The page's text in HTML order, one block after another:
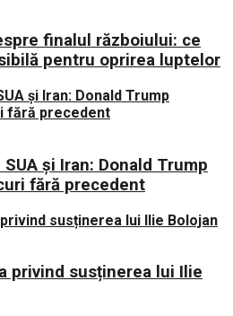
finalul războiului: ce
pentru oprirea luptelor
și Iran: Donald Trump
fără precedent
privind susținerea lui Ilie